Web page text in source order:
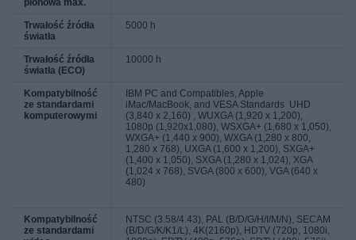
Trwałość źródła
światła
5000 h
Trwałość źródła
światła (ECO)
10000 h
Kompatybilność
ze standardami
komputerowymi
IBM PC and Compatibles, Apple
iMac/MacBook, and VESA Standards UHD
(3,840 x 2,160) , WUXGA (1,920 x 1,200),
1080p (1,920x1,080), WSXGA+ (1,680 x 1,050),
WXGA+ (1,440 x 900), WXGA (1,280 x 800,
1,280 x 768), UXGA (1,600 x 1,200), SXGA+
(1,400 x 1,050), SXGA (1,280 x 1,024), XGA
(1,024 x 768), SVGA (800 x 600), VGA (640 x
480)
Kompatybilność
ze standardami
NTSC (3.58/4.43), PAL (B/D/G/H/I/M/N), SECAM
(B/D/G/K/K1/L), 4K(2160p), HDTV (720p, 1080i,